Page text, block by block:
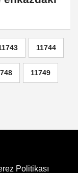
11744
11749
Politikası